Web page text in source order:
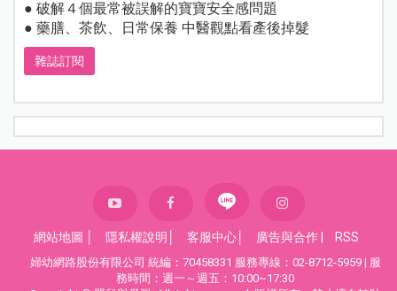
● 破解４個最常被誤解的寶寶安全感問題
● 藥膳、茶飲、日常保養 中醫觀點看產後掉髮
雜誌訂閱
網站地圖 隱私權說明 客服中心 廣告與合作 RSS
婦幼網路股份有限公司 統編：70458331 服務專線：02-8712-5959 | 服
務時間：週一～週五：10:00~17:30